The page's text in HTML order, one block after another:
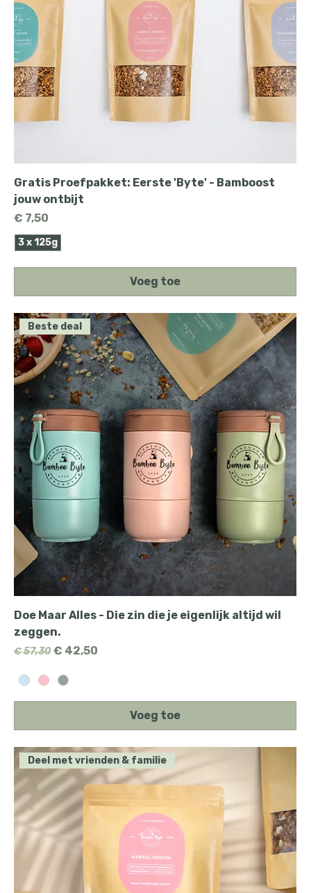
Gratis Proefpakket: Eerste 'Byte' - Bamboost
jouw ontbijt
Prijs
€ 7,50
3 x 125g
Voeg toe
Beste deal
Doe Maar Alles - Die zin die je eigenlijk altijd wil
zeggen.
Normale prijs
€ 57,30 Verkoopprijs
€ 42,50
Voeg toe
Deel met vrienden & familie